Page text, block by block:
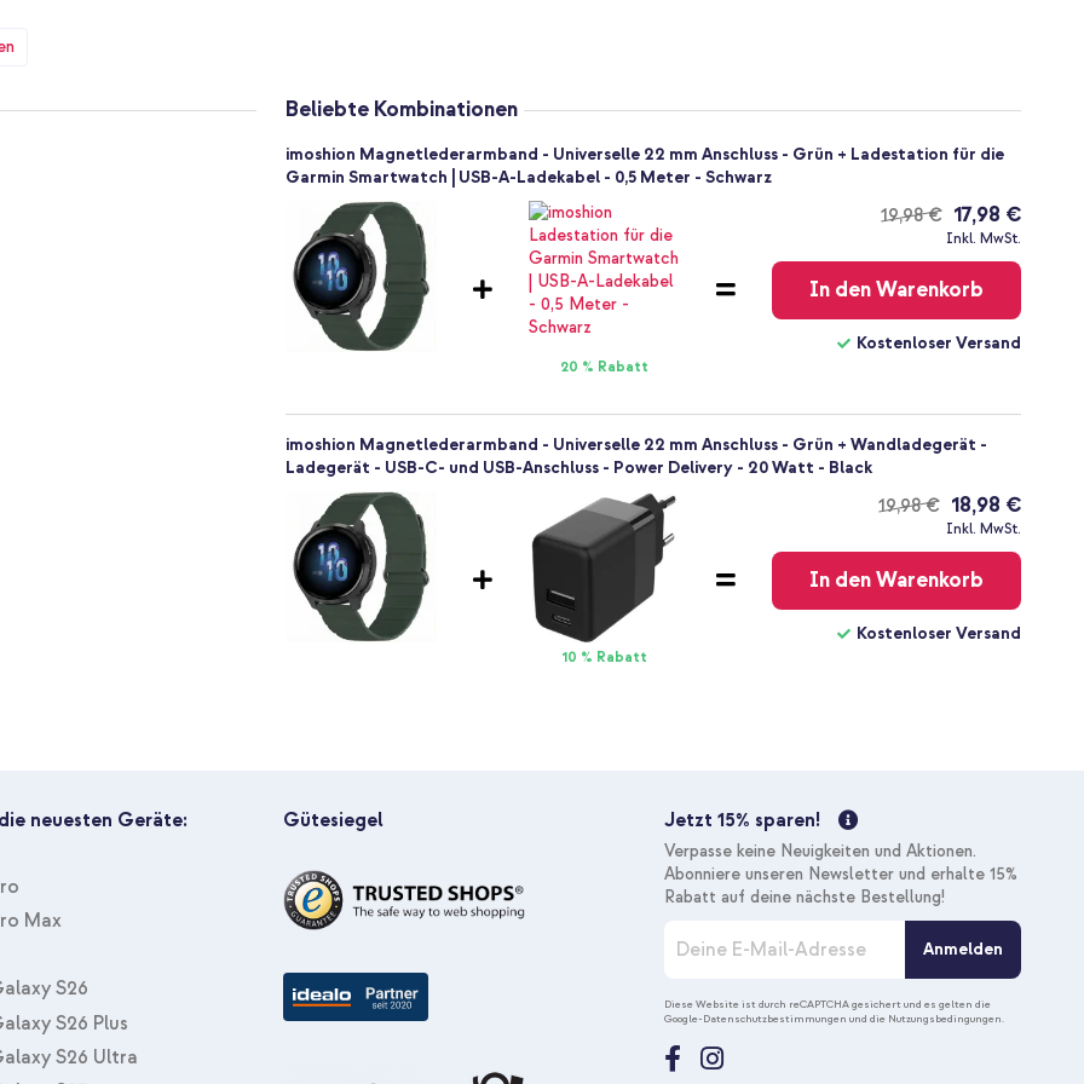
Das Armband kann an
deiner Smartwatch
Stiften an deiner Uhr
Beliebte Kombinationen
imoshion Magnetlederarmband - Universelle 22 mm Anschluss - Grün + Ladestation für die
Garmin Smartwatch | USB-A-Ladekabel - 0,5 Meter - Schwarz
20 % Rabatt
19,98 €
Kostenloser
17,98 €
Inkl. MwSt.
In den Warenkorb
Kostenloser Versand
imoshion Magnetlederarmband - Universelle 22 mm Anschluss - Grün + Wandladegerät -
Ladegerät - USB-C- und USB-Anschluss - Power Delivery - 20 Watt - Black
10 % Rabatt
19,98 €
Kostenloser
18,98 €
Inkl. MwSt.
In den Warenkorb
Kostenloser Versand
neuesten Geräte:
Max
S26
S26 Plus
S26 Ultra
Gütesiegel Jetzt 15% sparen!
Verpasse keine Neuigkeiten und Aktionen.
Abonniere unseren Newsletter und erhalte 15%
Rabatt auf deine nächste Bestellung!
d
e
n
S
Anmelden
Diese Website ist durch reCAPTCHA gesichert und es gelten die
Google-Datenschutzbestimmungen und die Nutzungsbedingungen.